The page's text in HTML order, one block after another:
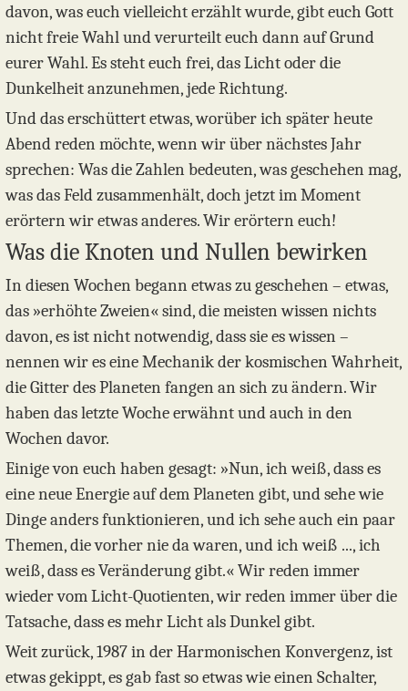
davon, was euch vielleicht erzählt wurde, gibt euch Gott
nicht freie Wahl und verurteilt euch dann auf Grund
eurer Wahl. Es steht euch frei, das Licht oder die
Dunkelheit anzunehmen, jede Richtung.
Und das erschüttert etwas, worüber ich später heute
Abend reden möchte, wenn wir über nächstes Jahr
sprechen: Was die Zahlen bedeuten, was geschehen mag,
was das Feld zusammenhält, doch jetzt im Moment
erörtern wir etwas anderes. Wir erörtern euch!
Was die Knoten und Nullen bewirken
In diesen Wochen begann etwas zu geschehen – etwas,
das »erhöhte Zweien« sind, die meisten wissen nichts
davon, es ist nicht notwendig, dass sie es wissen –
nennen wir es eine Mechanik der kosmischen Wahrheit,
die Gitter des Planeten fangen an sich zu ändern. Wir
haben das letzte Woche erwähnt und auch in den
Wochen davor.
Einige von euch haben gesagt: »Nun, ich weiß, dass es
eine neue Energie auf dem Planeten gibt, und sehe wie
Dinge anders funktionieren, und ich sehe auch ein paar
Themen, die vorher nie da waren, und ich weiß ..., ich
weiß, dass es Veränderung gibt.« Wir reden immer
wieder vom Licht-Quotienten, wir reden immer über die
Tatsache, dass es mehr Licht als Dunkel gibt.
Weit zurück, 1987 in der Harmonischen Konvergenz, ist
etwas gekippt, es gab fast so etwas wie einen Schalter,